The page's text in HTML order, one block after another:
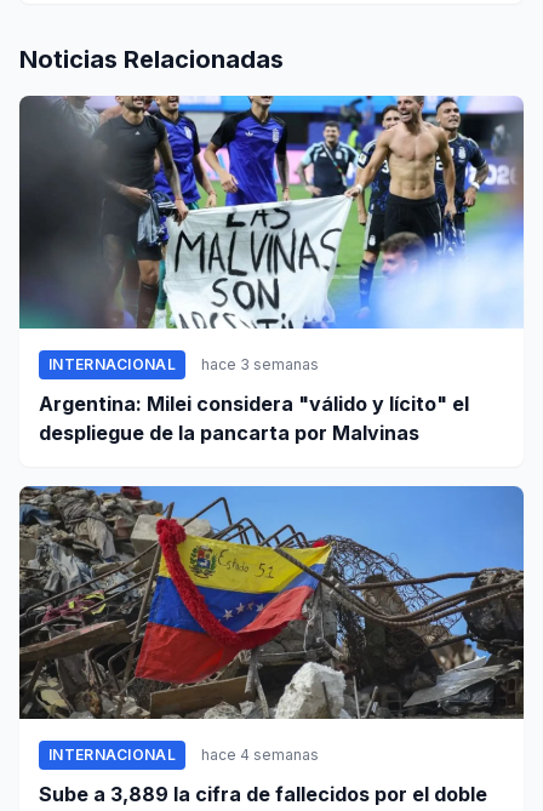
Noticias Relacionadas
INTERNACIONAL hace 3 semanas
Argentina: Milei considera "válido y lícito" el
despliegue de la pancarta por Malvinas
INTERNACIONAL hace 4 semanas
Sube a 3,889 la cifra de fallecidos por el doble